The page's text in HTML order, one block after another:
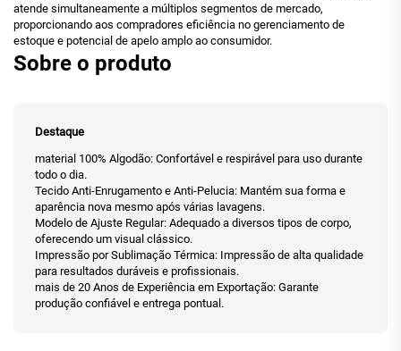
atende simultaneamente a múltiplos segmentos de mercado,
proporcionando aos compradores eficiência no gerenciamento de
estoque e potencial de apelo amplo ao consumidor.
Sobre o produto
Destaque
material 100% Algodão: Confortável e respirável para uso durante
todo o dia.
Tecido Anti-Enrugamento e Anti-Pelucia: Mantém sua forma e
aparência nova mesmo após várias lavagens.
Modelo de Ajuste Regular: Adequado a diversos tipos de corpo,
oferecendo um visual clássico.
Impressão por Sublimação Térmica: Impressão de alta qualidade
para resultados duráveis e profissionais.
mais de 20 Anos de Experiência em Exportação: Garante
produção confiável e entrega pontual.